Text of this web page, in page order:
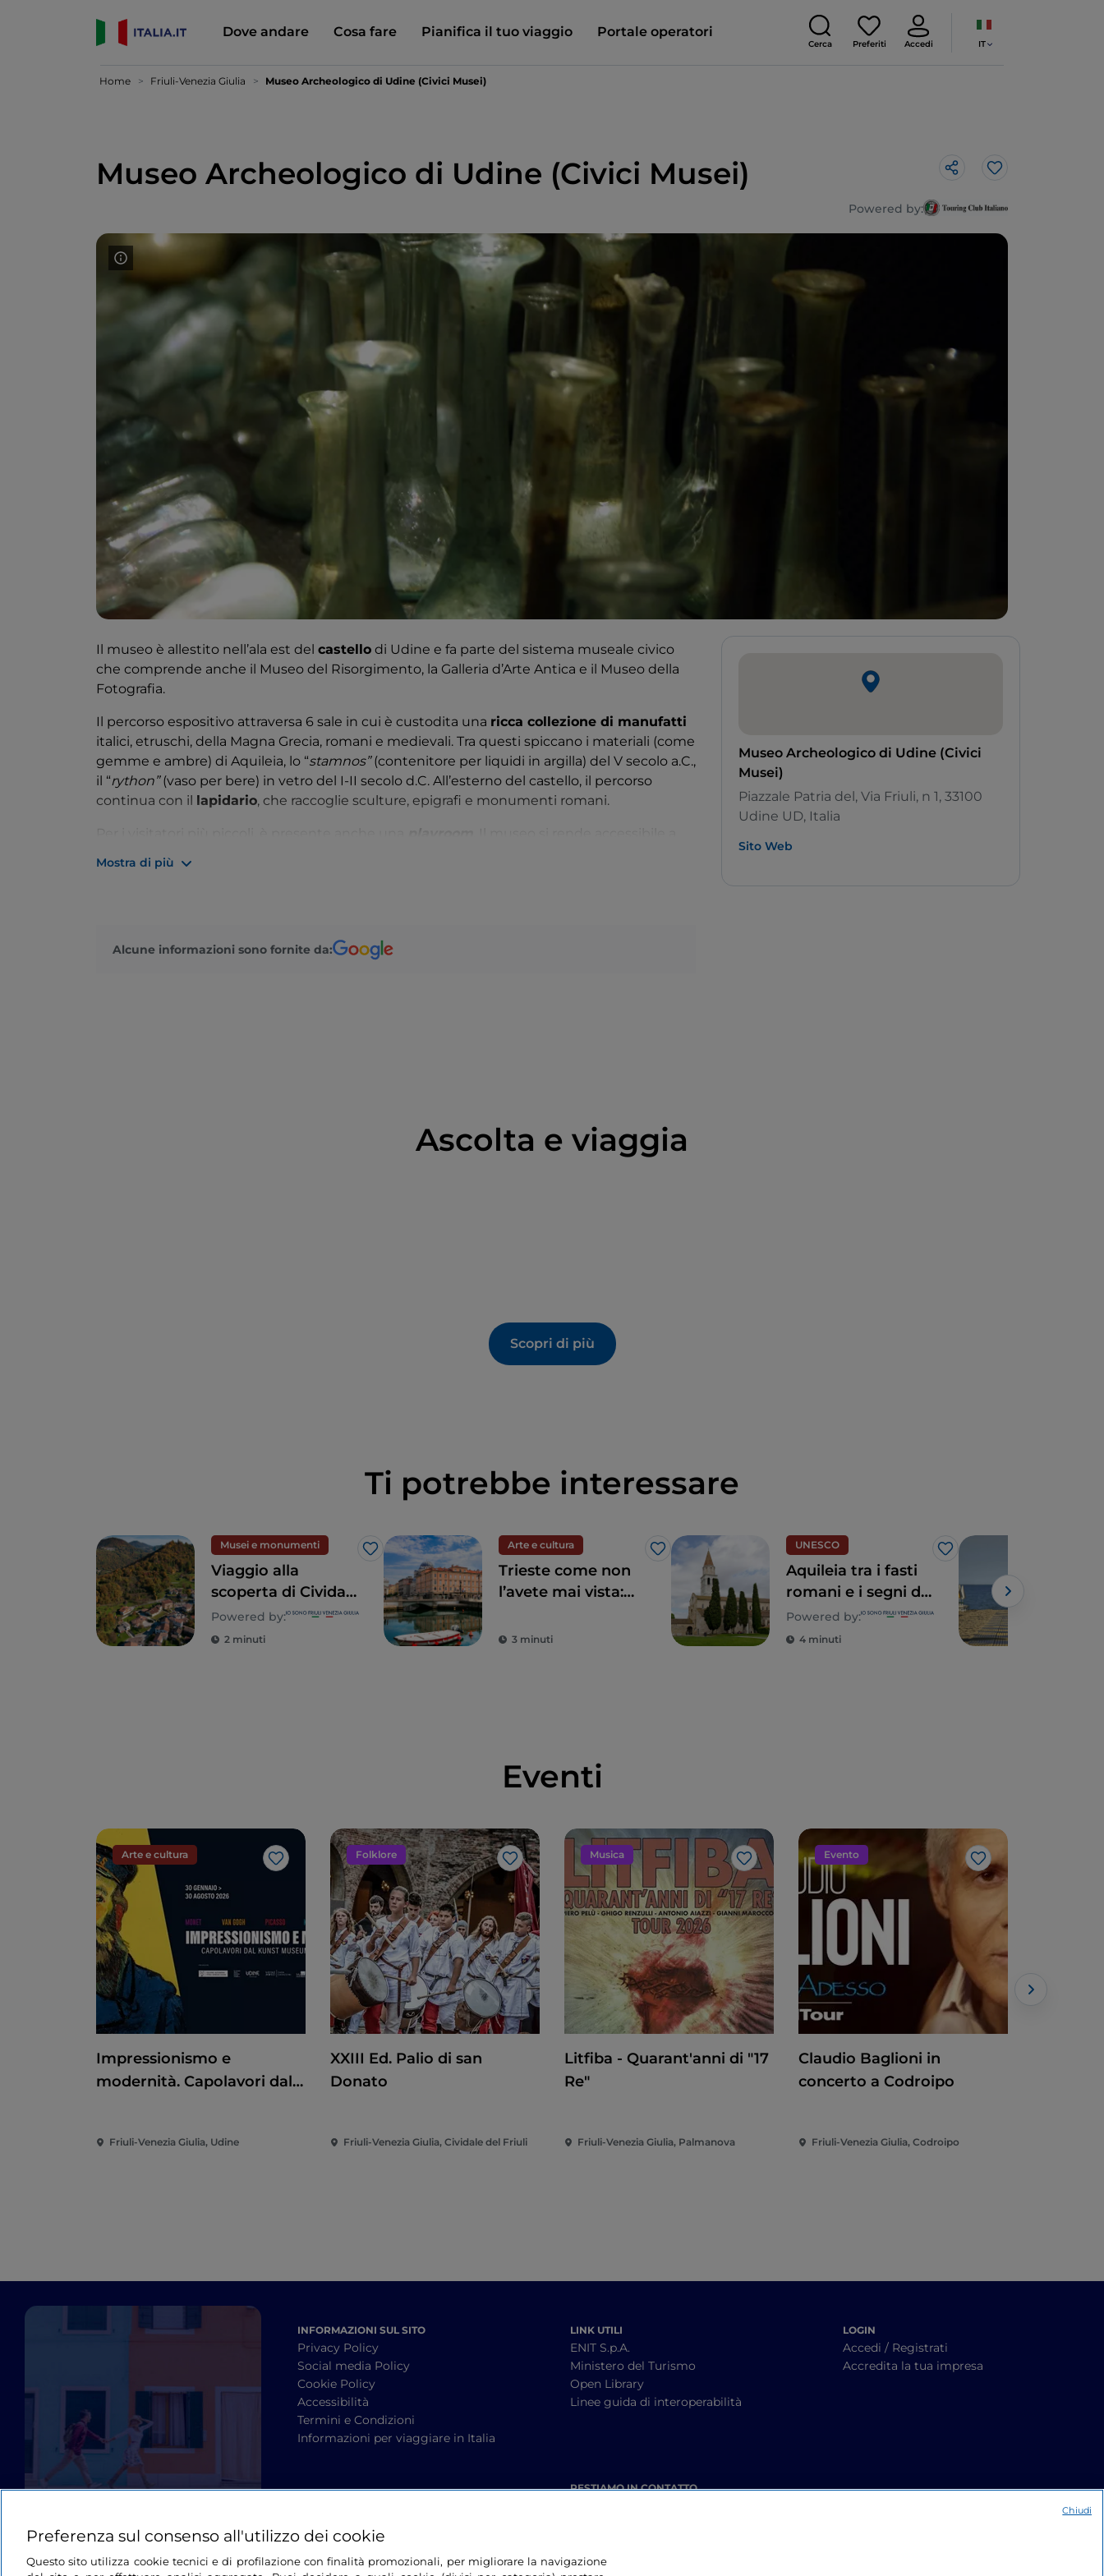
Dove andare Cosa fare Pianifica il tuo viaggio Portale operatori
Cerca Preferiti Accedi IT
Home Friuli-Venezia Giulia Museo Archeologico di Udine (Civici Musei)
Museo Archeologico di Udine (Civici Musei) Like
Powered by:
Il museo è allestito nell’ala est del castello di Udine e fa parte del sistema museale civico
che comprende anche il Museo del Risorgimento, la Galleria d’Arte Antica e il Museo della
Fotografia.
Il percorso espositivo attraversa 6 sale in cui è custodita una ricca collezione di manufatti
italici, etruschi, della Magna Grecia, romani e medievali. Tra questi spiccano i materiali (come
gemme e ambre) di Aquileia, lo “stamnos”(contenitore per liquidi in argilla) del V secolo a.C.,
il “rython”(vaso per bere) in vetro del I-II secolo d.C. All’esterno del castello, il percorso
continua con il
lapidario, che raccoglie sculture, epigrafi e monumenti romani.
Mostra di più
Alcune informazioni sono fornite da:
Museo Archeologico di Udine (Civici
Musei)
Piazzale Patria del, Via Friuli, n 1, 33100
Udine UD, Italia
Sito Web
Ascolta e viaggia
Scopri di più
Ti potrebbe interessare
Musei e monumenti
Like
Viaggio alla
scoperta di Cividale
del Friuli e delle
Valli del Natisone
Powered by:
2 minuti
Arte e cultura
Like
Trieste come non
l’avete mai vista:
scoperta della
3 minuti
UNESCO
Like
Aquileia tra i fasti
romani e i segni del
Cristianesimo
Powered by:
4 minuti
Eventi
Arte e cultura
Like
Impressionismo e
modernità. Capolavori dal
Friuli-Venezia Giulia, Udine
Folklore
Like
XXIII Ed. Palio di san
Donato
Friuli-Venezia Giulia, Cividale del Friuli
Musica
Like
Litfiba - Quarant'anni di "17
Re"
Friuli-Venezia Giulia, Palmanova
Evento
Like
Claudio Baglioni in
concerto a Codroipo
Friuli-Venezia Giulia, Codroipo
INFORMAZIONI SUL SITO
Privacy Policy
Social media Policy
Cookie Policy
Accessibilità
Termini e Condizioni
Informazioni per viaggiare in Italia
LINK UTILI
ENIT S.p.A.
Ministero del Turismo
Open Library
Linee guida di interoperabilità
RESTIAMO IN CONTATTO
LOGIN
Accedi / Registrati
Accredita la tua impresa
Preferenza sul consenso all'utilizzo dei cookie
Questo sito utilizza cookie tecnici e di profilazione con finalità promozionali, per migliorare la navigazione
Chiudi